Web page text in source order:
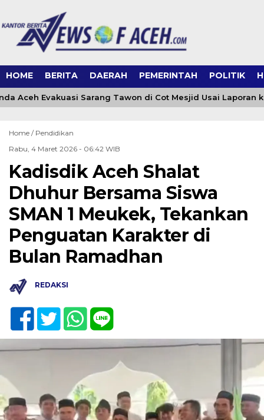
HOME BERITA DAERAH PEMERINTAH POLITIK
Aceh Evakuasi Sarang Tawon di Cot Mesjid Usai Laporan ke
Home / Pendidikan
Rabu, 4 Maret 2026 - 06:42 WIB
Kadisdik Aceh Shalat
Dhuhur Bersama Siswa
SMAN 1 Meukek, Tekankan
Penguatan Karakter di
Bulan Ramadhan
REDAKSI